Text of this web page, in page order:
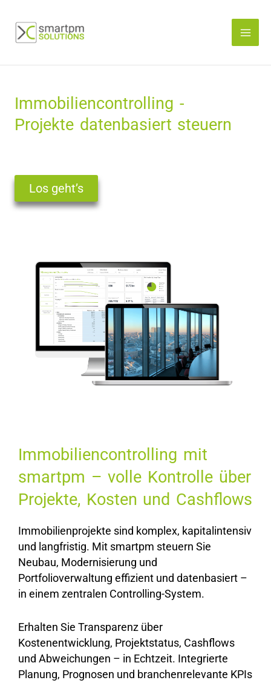
Inhalt
springen
Immobiliencontrolling -
Projekte datenbasiert steuern
Los geht’s
Immobiliencontrolling mit
smartpm – volle Kontrolle über
Projekte, Kosten und Cashflows
Immobilienprojekte sind komplex, kapitalintensiv
und langfristig. Mit smartpm steuern Sie
Neubau, Modernisierung und
Portfolioverwaltung effizient und datenbasiert –
in einem zentralen Controlling-System.
Erhalten Sie Transparenz über
Kostenentwicklung, Projektstatus, Cashflows
und Abweichungen – in Echtzeit. Integrierte
Planung, Prognosen und branchenrelevante KPIs